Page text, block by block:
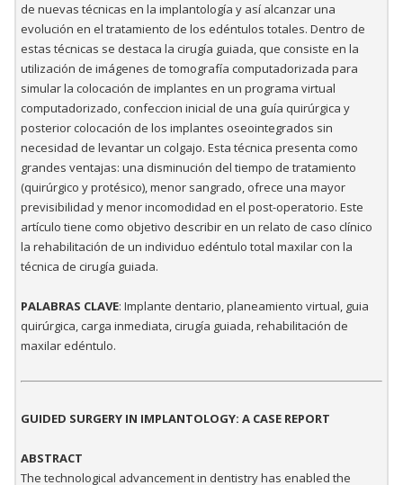
de nuevas técnicas en la implantología y así alcanzar una
evolución en el tratamiento de los edéntulos totales. Dentro de
estas técnicas se destaca la cirugía guiada, que consiste en la
utilización de imágenes de tomografía computadorizada para
simular la colocación de implantes en un programa virtual
computadorizado, confeccion inicial de una guía quirúrgica y
posterior colocación de los implantes oseointegrados sin
necesidad de levantar un colgajo. Esta técnica presenta como
grandes ventajas: una disminución del tiempo de tratamiento
(quirúrgico y protésico), menor sangrado, ofrece una mayor
previsibilidad y menor incomodidad en el post-operatorio. Este
artículo tiene como objetivo describir en un relato de caso clínico
la rehabilitación de un individuo edéntulo total maxilar con la
técnica de cirugía guiada.
PALABRAS CLAVE: Implante dentario, planeamiento virtual, guia
quirúrgica, carga inmediata, cirugía guiada, rehabilitación de
maxilar edéntulo.
GUIDED SURGERY IN IMPLANTOLOGY: A CASE REPORT
ABSTRACT
The technological advancement in dentistry has enabled the